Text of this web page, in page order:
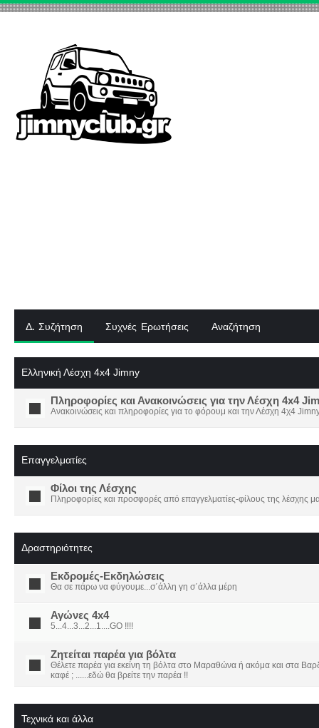
Δ. Συζήτηση Συχνές Ερωτήσεις Αναζήτηση
Ελληνική Λέσχη 4x4 Jimny
Πληροφορίες και Ανακοινώσεις για την Λέσχη 4x4
Ανακοινώσεις και πληροφορίες για το φόρουμ και την Λέσχη 4χ4
Επαγγελματίες
Φίλοι της Λέσχης
Πληροφορίες και προσφορές από επαγγελματίες-φίλους της λέσχης
Δραστηριότητες
Εκδρομές-Εκδηλώσεις
Θα σε πάρω να φύγουμε...σ΄άλλη γη σ΄άλλα μέρη
Αγώνες 4x4
5...4...3...2...1....GO !!!!
Ζητείται παρέα για βόλτα
Θέλετε παρέα για εκείνη τη βόλτα στο Μαραθώνα ή ακόμα και στα
καφέ ; ......εδώ θα βρείτε την παρέα !!
Τεχνικά και άλλα